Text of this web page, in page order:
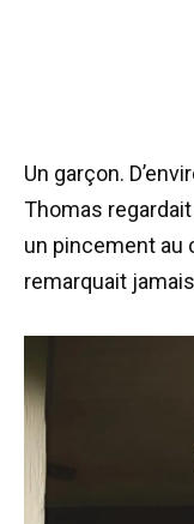
Un garçon.
Thomas
un pincement au
remarquait